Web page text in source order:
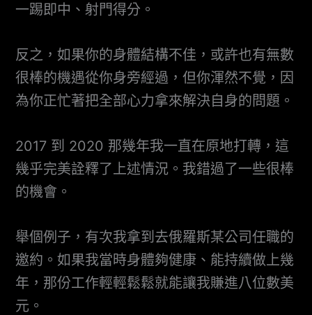
一踢即中、射門得分。
反之，如果你的身體結構不佳，或許也有無數
很棒的機遇從你身旁經過，但你渾然不覺，因
為你正忙著把全部心力拿來解決自身的問題。
2017 到 2020 那幾年我一直在原地打轉，這
幾乎完美詮釋了上述情況。我錯過了一些很棒
的機會。
舉個例子，有次我拿到去俄羅斯某公司任職的
邀約。如果我當時身體夠健康、能持續做上幾
年，那份工作輕輕鬆鬆就能讓我賺進八位數美
元。